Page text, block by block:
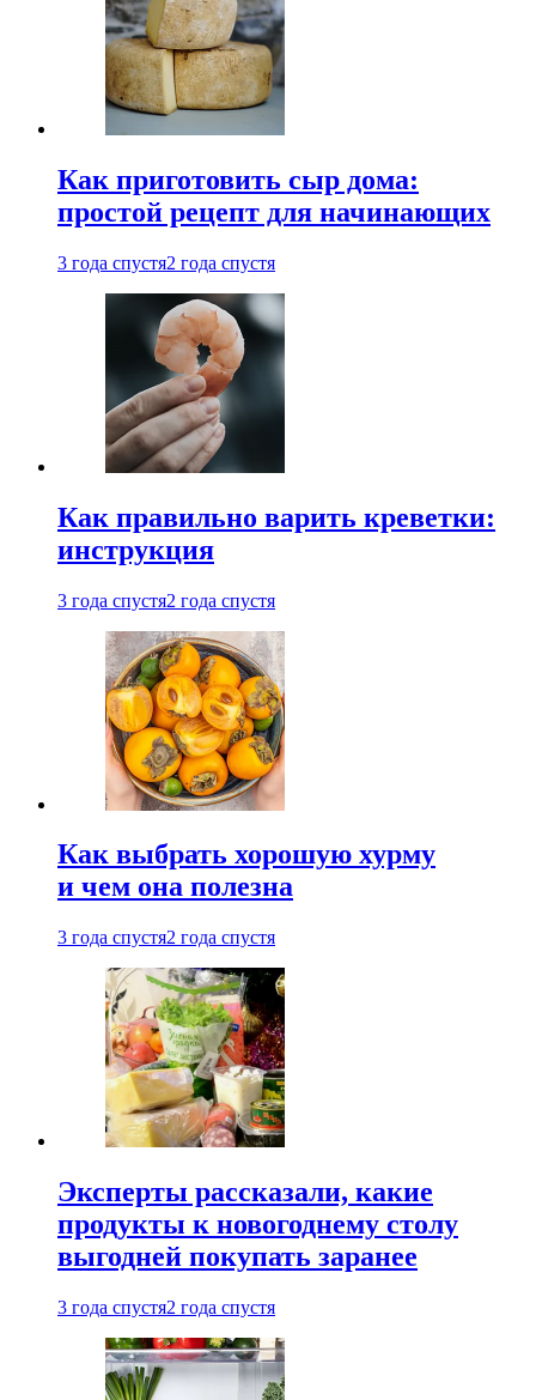
Как приготовить сыр дома:
простой рецепт для начинающих
3 года спустя2 года спустя
Как правильно варить креветки:
инструкция
3 года спустя2 года спустя
Как выбрать хорошую хурму
и чем она полезна
3 года спустя2 года спустя
Эксперты рассказали, какие
продукты к новогоднему столу
выгодней покупать заранее
3 года спустя2 года спустя